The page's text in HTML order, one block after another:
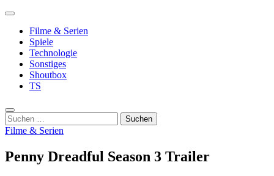
Zum
springen
Lost Fate
In Skill We Trust
Primäres
Filme & Serien
Spiele
Technologie
Sonstiges
Shoutbox
TS
Suche
Suchen
nach:
Filme & Serien
Penny Dreadful Season 3 Trailer